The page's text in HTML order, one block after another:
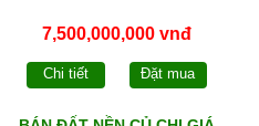
7,500,000,000 vnđ
Chi tiết Đặt mua